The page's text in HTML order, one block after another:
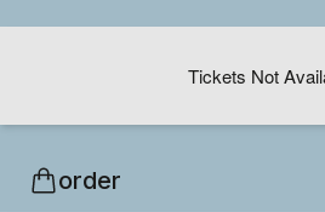
Tickets Not
order